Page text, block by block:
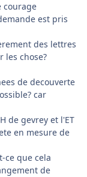
courage
est pris
des lettres
les chose?
de decouverte
car
de gevrey et l'ET
en mesure de
ce que cela
de